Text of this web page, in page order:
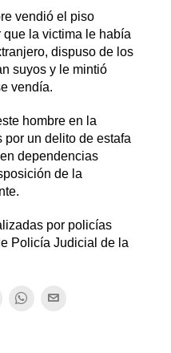
vendió el piso
la victima le había
dispuso de los
suyos y le mintió
vendía.
hombre en la
un delito de estafa
dependencias
de la
por policías
Policía Judicial de la